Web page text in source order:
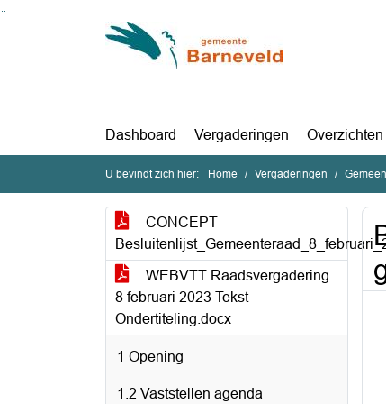
Ga naar de inhoud van deze pagina
Ga naar het zoeken
Dashboard Vergaderingen Overzichten
U bevindt zich hier: Home Vergaderingen
CONCEPT
WEBVTT Raadsvergadering
8 februari 2023 Tekst
Ondertiteling.docx
1 Opening
1.2 Vaststellen agenda